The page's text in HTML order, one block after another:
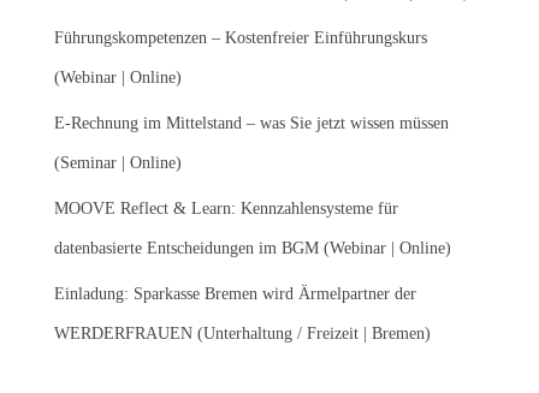
h
:
Führungskompetenzen – Kostenfreier Einführungskurs
(Webinar | Online)
E-Rechnung im Mittelstand – was Sie jetzt wissen müssen
(Seminar | Online)
MOOVE Reflect & Learn: Kennzahlensysteme für
datenbasierte Entscheidungen im BGM (Webinar | Online)
Einladung: Sparkasse Bremen wird Ärmelpartner der
WERDERFRAUEN (Unterhaltung / Freizeit | Bremen)